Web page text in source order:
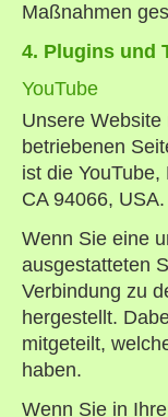
Maßnahmen
4. Plugins und
YouTube
Unsere
betriebenen
ist die
CA 94066, USA.
Wenn Sie eine
ausgestatteten
Verbindung zu
hergestellt.
mitgeteilt,
haben.
Wenn Sie in